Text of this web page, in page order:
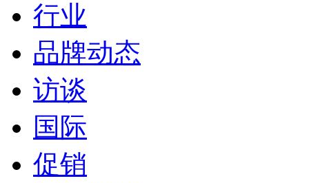
行业
品牌动态
访谈
国际
促销